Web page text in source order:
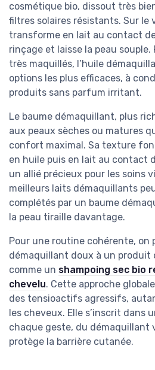
cosmétique bio, dissout très
filtres solaires résistants. Sur le
transforme en lait au contact
rinçage et laisse la peau souple.
très maquillés, l’huile
options les plus efficaces, à
produits sans parfum irritant.
Le baume démaquillant, plus
aux peaux sèches ou matures
confort maximal. Sa texture
en huile puis en lait au contact
un allié précieux pour les soins
meilleurs laits démaquillants
complétés par un baume
la peau tiraille davantage.
Pour une routine cohérente, on
démaquillant doux à un produit
comme un shampoing sec bio
chevelu. Cette approche
des tensioactifs agressifs,
les cheveux. Elle s’inscrit dans
chaque geste, du démaquillant
protège la barrière cutanée.